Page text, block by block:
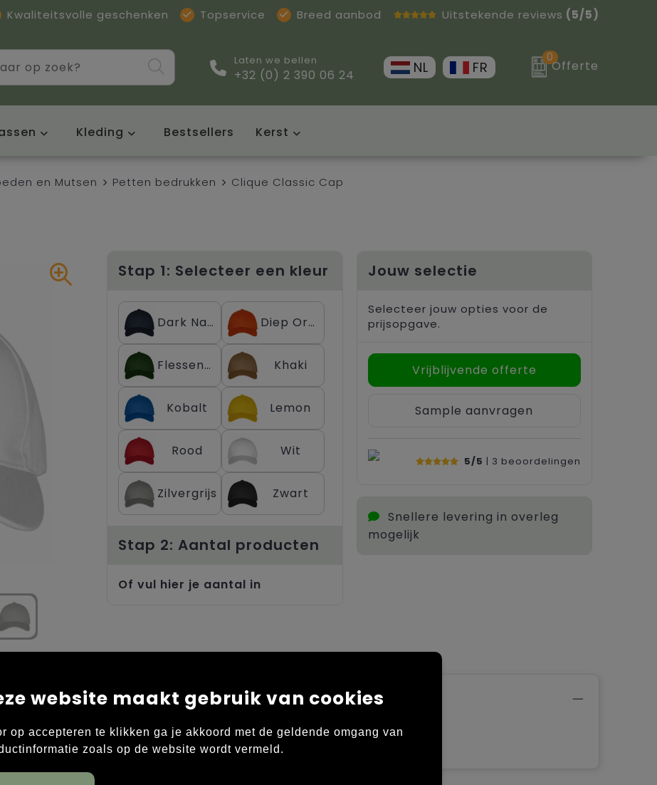
Kwaliteitsvolle geschenken Topservice Breed aanbod Uitstekende reviews (5/5)
Laten we bellen
+32 (0) 2 390 06 24 NL FR
0
Offerte
Kleding Bestsellers Kerst
en Mutsen Petten bedrukken Clique Classic Cap
Stap 1: Selecteer een kleur
Dark Navy Diep Oranje
Flessengroen Khaki
Kobalt Lemon
Rood Wit
Zilvergrijs Zwart
Stap 2: Aantal producten
Of vul hier je aantal in
Jouw selectie
Selecteer jouw opties voor de
prijsopgave.
Vrijblijvende offerte
Sample aanvragen
5/5 | 3 beoordelingen
Snellere levering in overleg
mogelijk
katoenen twill. Op iedere maat af te stellen
website maakt gebruik van cookies
op accepteren te klikken ga je akkoord met de geldende omgang van
zoals op de website wordt vermeld.